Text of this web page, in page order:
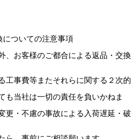
についての注意事項
、お客様のご都合による返品・交換
工事費等またそれらに関する２次的
も当社は一切の責任を負いかねま
更・不慮の事故による入荷遅延・破